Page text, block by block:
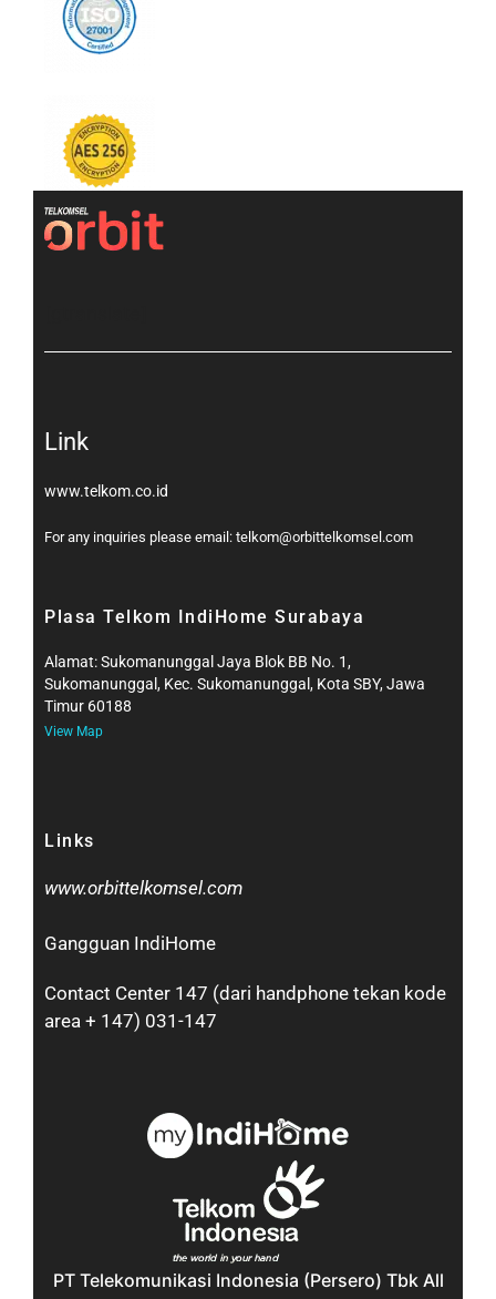
Link
www.telkom.co.id
For any inquiries please email: telkom@orbittelkomsel.com
Plasa Telkom IndiHome Surabaya
Alamat: Sukomanunggal Jaya Blok BB No. 1,
Sukomanunggal, Kec. Sukomanunggal, Kota SBY, Jawa
Timur 60188
View Map
Links
www.orbittelkomsel.com
Gangguan IndiHome
Contact Center 147 (dari handphone tekan kode
area + 147) 031-147
PT Telekomunikasi Indonesia (Persero) Tbk All